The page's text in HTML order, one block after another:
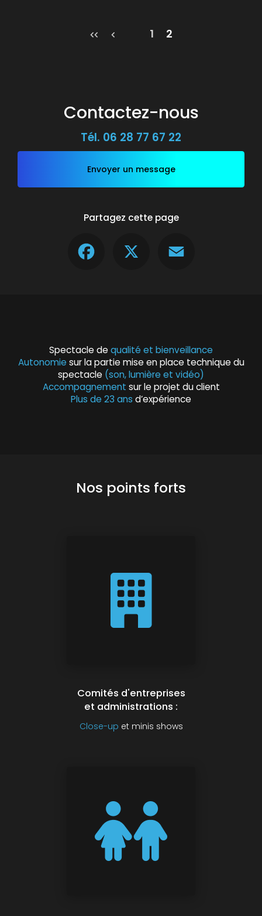
1 2
Contactez-nous
Tél. 06 28 77 67 22
Envoyer un message
Partagez cette page
Spectacle dequalité et bienveillance
Autonomie sur la partie mise en place technique du
spectacle (son, lumière et vidéo)
Accompagnement sur le projet du client
Plus de 23 ans d’expérience
Nos points forts
Comités d'entreprises
et administrations :
Close-up et minis shows